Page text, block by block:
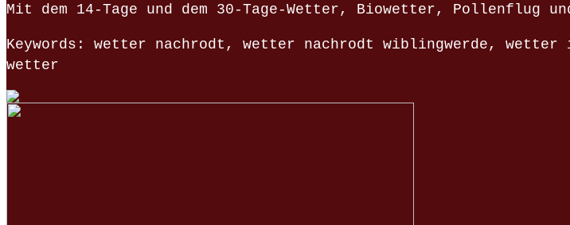
Mit dem 14-Tage und dem 30-Tage-Wetter, Biowetter, Pollenflug
Keywords: wetter nachrodt, wetter nachrodt wiblingwerde, wetter
wetter